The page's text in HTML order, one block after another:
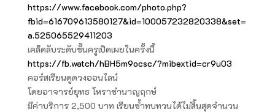
https://www.facebook.com/photo.php?
fbid=616709613580127&id=100057232820338&set=
a.525065529411203
เคล็ดลับระดับชั้นครูเปิดเผยในครั้งนี้
https://fb.watch/hBH5m9ocsc/?mibextid=cr9u03
คอร์สเรียนดูดวงออนไลน์
โดยอาจารย์ยุทธ โหราชำนาญฤกษ์
มีค่าบริการ 2,500 บาท เรียนซ้ำทบทวนได้ไม่สิ้นสุดจำนวน